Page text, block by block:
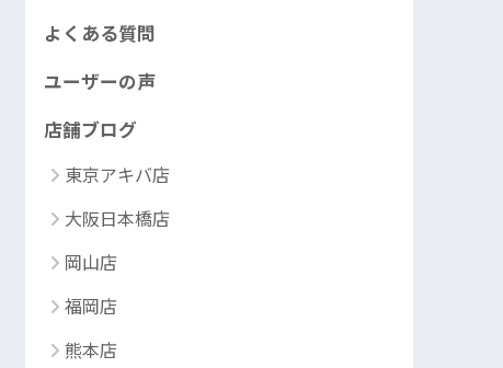
よくある質問
ユーザーの声
店舗ブログ
東京アキバ店
大阪日本橋店
岡山店
福岡店
熊本店